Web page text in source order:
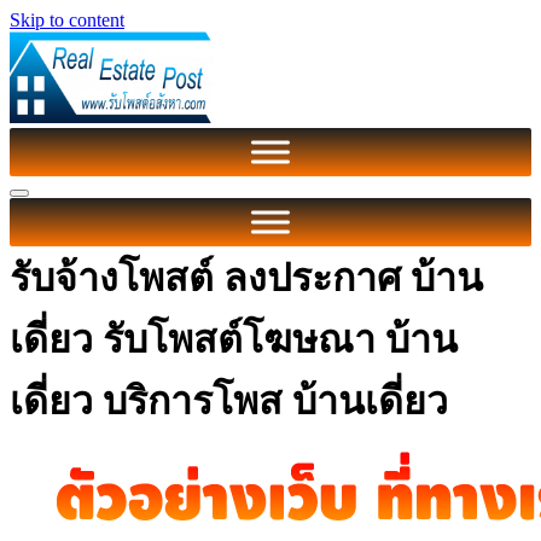
Skip to content
รับจ้างโพสต์ ลงประกาศ บ้าน
เดี่ยว รับโพสต์โฆษณา บ้าน
เดี่ยว บริการโพส บ้านเดี่ยว